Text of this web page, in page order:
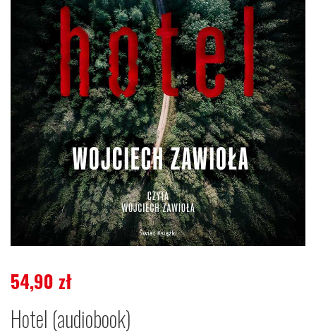
54,90 zł
Hotel (audiobook)